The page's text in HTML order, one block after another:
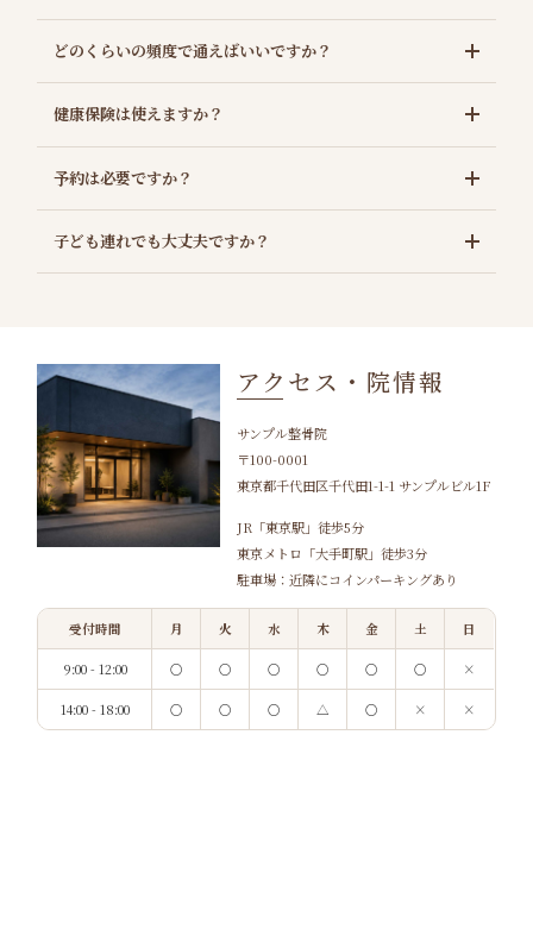
どのくらいの頻度で通えばいいですか？
健康保険は使えますか？
予約は必要ですか？
子ども連れでも大丈夫ですか？
アクセス・院情報
サンプル整骨院
〒100-0001
東京都千代田区千代田1-1-1 サンプルビル1F
JR「東京駅」徒歩5分
東京メトロ「大手町駅」徒歩3分
駐車場：近隣にコインパーキングあり
受付時間 月 火 水 木 金 土 日
9:00 - 12:00 ○ ○ ○ ○ ○ ○ ×
14:00 - 18:00 ○ ○ ○ △ ○ × ×